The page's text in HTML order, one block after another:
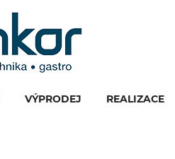
VÝPRODEJ REALIZACE